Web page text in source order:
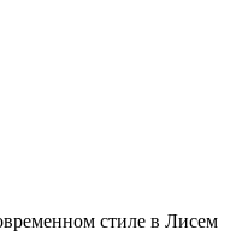
стиле в Лисем